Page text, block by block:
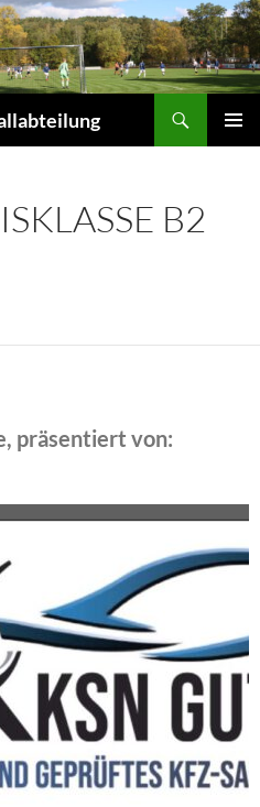
B2
präsentiert von: